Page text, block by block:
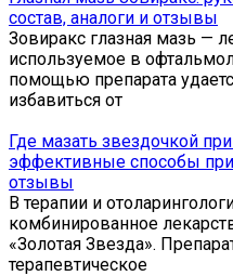
состав, аналоги и отзывы
Зовиракс глазная мазь —
используемое в
помощью препарата
избавиться от
Где мазать звездочкой
эффективные способы
отзывы
В терапии и
комбинированное
«Золотая Звезда».
терапевтическое